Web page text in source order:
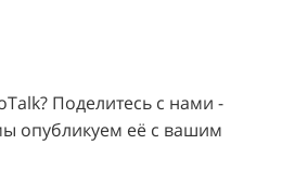
Поделитесь с нами -
опубликуем её с вашим